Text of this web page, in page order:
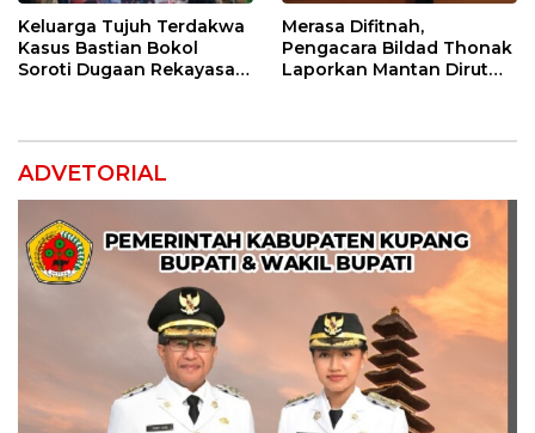
Keluarga Tujuh Terdakwa
Kasus Bastian Bokol
Soroti Dugaan Rekayasa
Merasa Difitnah,
Pengacara Bildad Thonak
Laporkan Mantan Dirut
ADVETORIAL